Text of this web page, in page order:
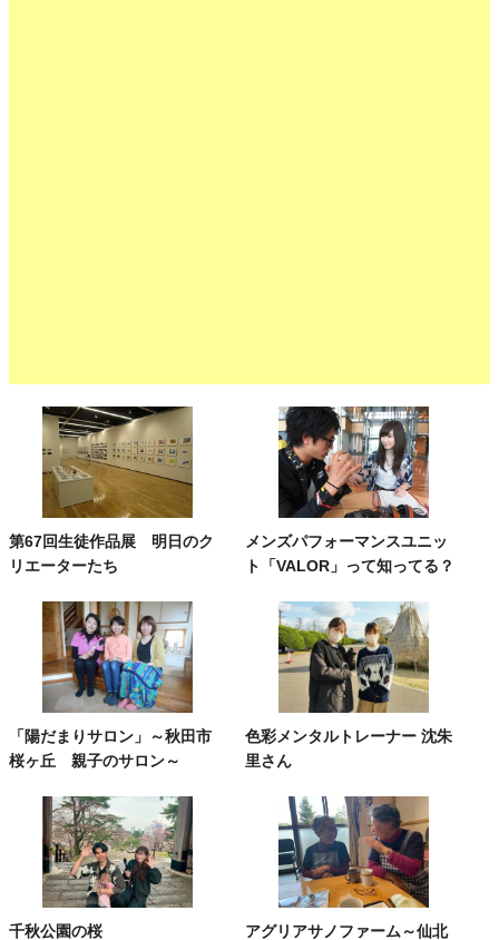
第67回生徒作品展 明日のク
リエーターたち
メンズパフォーマンスユニッ
ト「VALOR」って知ってる？
「陽だまりサロン」～秋田市
桜ヶ丘 親子のサロン～
色彩メンタルトレーナー 沈朱
里さん
千秋公園の桜
アグリアサノファーム～仙北